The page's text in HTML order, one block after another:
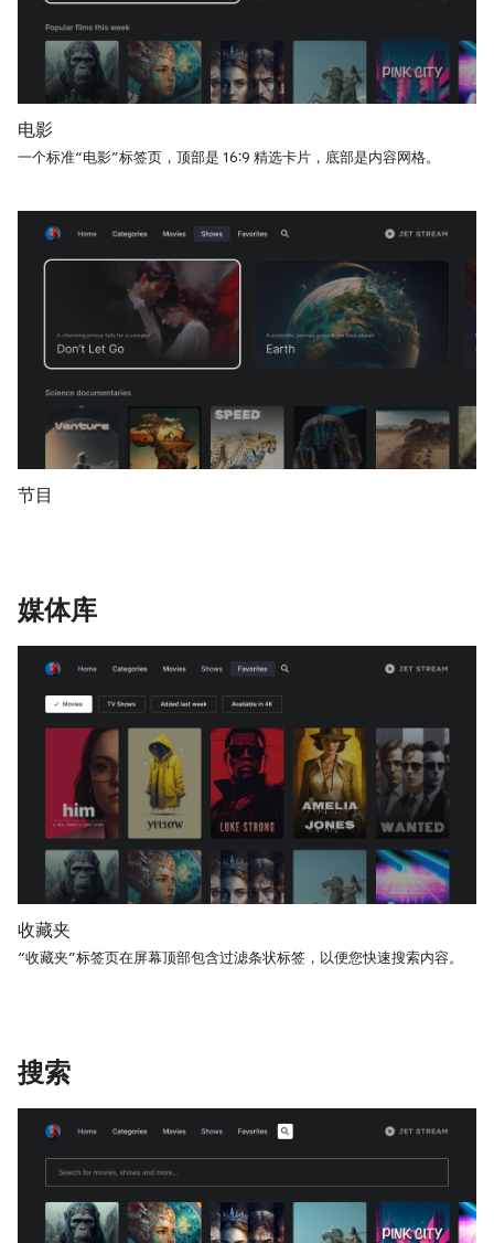
电影
一个标准“电影”标签页，顶部是 16:9 精选卡片，底部是内容网格。
节目
媒体库
收藏夹
“收藏夹”标签页在屏幕顶部包含过滤条状标签，以便您快速搜索内容。
搜索